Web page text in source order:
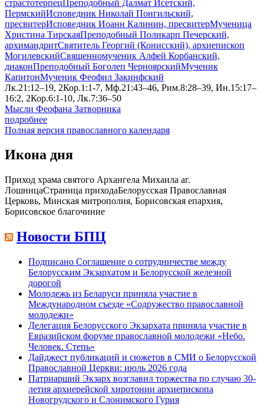
страстотерпец Преподобный Далмат Исетский,
ПермскийИсповедник Николай Понгильский,
пресвитерИсповедник Иоанн Калинин, пресвитерМученица
Христина ТирскаяПреподобный Поликарп Печерский,
архимандритСвятитель Георгий (Конисский), архиепископ
МогилевскийСвященномученик Алфей Корбанский,
диаконПреподобный Боголеп ЧерноярскийМученик
КапитонМученик Феофил Закинфский
Лк.21:12–19, 2Кор.1:1-7, Мф.21:43–46, Рим.8:28–39, Ин.15:17–
16:2, 2Кор.6:1-10, Лк.7:36–50
Мысли Феофана Затворника
подробнее
Полная версия православного календаря
Икона дня
Приход храма святого Архангела Михаила аг.
ЛошницаСтраница приходаБелорусская Православная
Церковь, Минская митрополия, Борисовская епархия,
Борисовское благочиние
Новости БПЦ
Подписано Соглашение о сотрудничестве между
Белорусским Экзархатом и Белорусской железной
дорогой
Молодежь из Беларуси приняла участие в
Международном съезде «Содружество православной
молодежи»
Делегация Белорусского Экзархата приняла участие в
Евразийском форуме православной молодежи «Небо.
Человек. Степь»
Дайджест публикаций и сюжетов в СМИ о Белорусской
Православной Церкви: июль 2026 года
Патриарший Экзарх возглавил торжества по случаю 30-
летия архиерейской хиротонии архиепископа
Новогрудского и Слонимского Гурия